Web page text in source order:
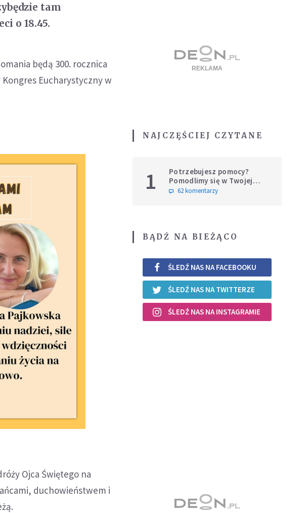
tam
o 18.45.
będą 300. rocznica
Kongres Eucharystyczny w
Ojca Świętego na
duchowieństwem i
NAJCZĘŚCIEJ CZYTANE
1
Potrzebujesz pomocy?
Pomodlimy się w Twojej
intencji
62 komentarzy
BĄDŹ NA BIEŻĄCO
ŚLEDŹ NAS NA FACEBOOKU
ŚLEDŹ NAS NA TWITTERZE
ŚLEDŹ NAS NA INSTAGRAMIE